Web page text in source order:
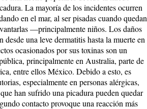
La mayoría de los incidentes ocurren
en el mar, al ser pisadas cuando quedan
—principalmente niños. Los daños
desde una leve dermatitis hasta la muerte en
ocasionados por sus toxinas son un
principalmente en Australia, parte de
entre ellos México. Debido a esto, es
especialmente en personas alérgicas,
han sufrido una picadura pueden quedar
contacto provoque una reacción más